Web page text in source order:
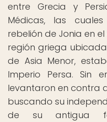
entre Grecia y
Médicas, las
rebelión de Jonia en
región griega
de Asia Menor,
Imperio Persa. Sin
levantaron en contra
buscando su
de su antigua